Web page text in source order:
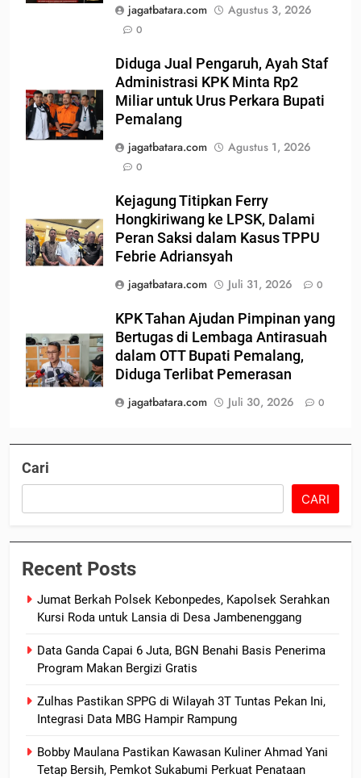
jagatbatara.com
Agustus 3, 2026
0
Diduga Jual Pengaruh, Ayah Staf
Administrasi KPK Minta Rp2
Miliar untuk Urus Perkara Bupati
Pemalang
jagatbatara.com
Agustus 1, 2026
0
Kejagung Titipkan Ferry
Hongkiriwang ke LPSK, Dalami
Peran Saksi dalam Kasus TPPU
Febrie Adriansyah
jagatbatara.com
Juli 31, 2026 0
KPK Tahan Ajudan Pimpinan yang
Bertugas di Lembaga Antirasuah
dalam OTT Bupati Pemalang,
Diduga Terlibat Pemerasan
jagatbatara.com
Juli 30, 2026 0
Cari
CARI
Recent Posts
Jumat Berkah Polsek Kebonpedes, Kapolsek Serahkan
Kursi Roda untuk Lansia di Desa Jambenenggang
Data Ganda Capai 6 Juta, BGN Benahi Basis Penerima
Program Makan Bergizi Gratis
Zulhas Pastikan SPPG di Wilayah 3T Tuntas Pekan Ini,
Integrasi Data MBG Hampir Rampung
Bobby Maulana Pastikan Kawasan Kuliner Ahmad Yani
Tetap Bersih, Pemkot Sukabumi Perkuat Penataan